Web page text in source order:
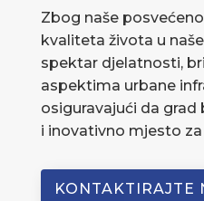
Zbog naše
kvaliteta života u
spektar djelatnosti,
aspektima urbane
osiguravajući da
i inovativno mjesto za
KONTAKTIRAJTE